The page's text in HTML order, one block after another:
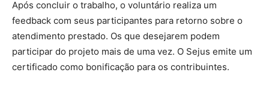
Após concluir o trabalho, o voluntário realiza um
feedback com seus participantes para retorno sobre o
atendimento prestado. Os que desejarem podem
participar do projeto mais de uma vez. O Sejus emite um
certificado como bonificação para os contribuintes.